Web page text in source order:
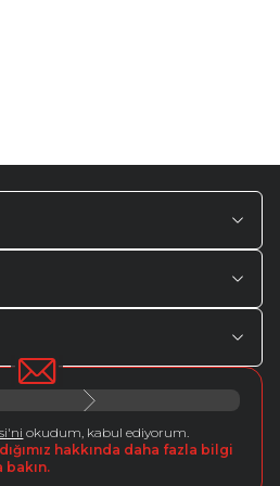
okudum, kabul ediyorum.
hakkında daha fazla bilgi
bakın.